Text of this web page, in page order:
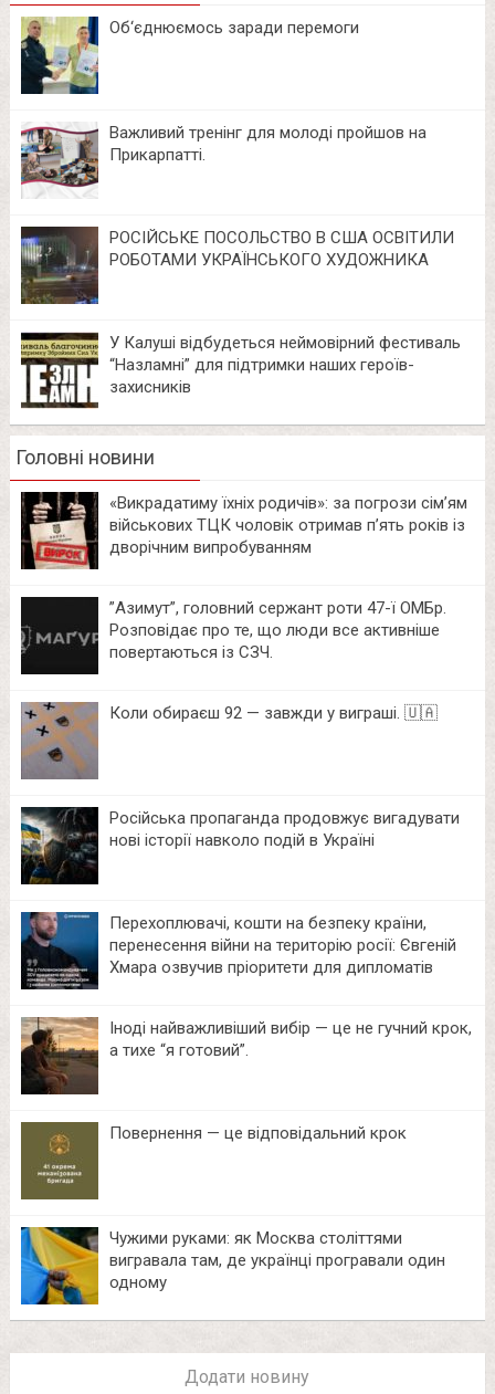
Об‘єднюємось заради перемоги
Важливий тренінг для молоді пройшов на
Прикарпатті.
РОСІЙСЬКЕ ПОСОЛЬСТВО В США ОСВІТИЛИ
РОБОТАМИ УКРАЇНСЬКОГО ХУДОЖНИКА
У Калуші відбудеться неймовірний фестиваль
“Назламні” для підтримки наших героїв-
захисників
Головні новини
«Викрадатиму їхніх родичів»: за погрози сім’ям
військових ТЦК чоловік отримав п’ять років із
дворічним випробуванням
⁨”Азимут”, головний сержант роти 47-ї ОМБр.
Розповідає про те, що люди все активніше
повертаються із СЗЧ.
Коли обираєш 92 — завжди у виграші. 🇺🇦
Російська пропаганда продовжує вигадувати
нові історії навколо подій в Україні
Перехоплювачі, кошти на безпеку країни,
перенесення війни на територію росії: Євгеній
Хмара озвучив пріоритети для дипломатів
Іноді найважливіший вибір — це не гучний крок,
а тихе “я готовий”.
Повернення — це відповідальний крок
Чужими руками: як Москва століттями
вигравала там, де українці програвали один
одному
Додати новину